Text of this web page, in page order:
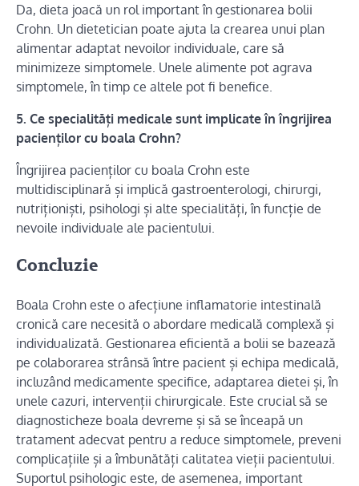
Da, dieta joacă un rol important în gestionarea bolii
Crohn. Un dietetician poate ajuta la crearea unui plan
alimentar adaptat nevoilor individuale, care să
minimizeze simptomele. Unele alimente pot agrava
simptomele, în timp ce altele pot fi benefice.
5. Ce specialități medicale sunt implicate în îngrijirea
pacienților cu boala Crohn?
Îngrijirea pacienților cu boala Crohn este
multidisciplinară și implică gastroenterologi, chirurgi,
nutriționiști, psihologi și alte specialități, în funcție de
nevoile individuale ale pacientului.
Concluzie
Boala Crohn este o afecțiune inflamatorie intestinală
cronică care necesită o abordare medicală complexă și
individualizată. Gestionarea eficientă a bolii se bazează
pe colaborarea strânsă între pacient și echipa medicală,
incluzând medicamente specifice, adaptarea dietei și, în
unele cazuri, intervenții chirurgicale. Este crucial să se
diagnosticheze boala devreme și să se înceapă un
tratament adecvat pentru a reduce simptomele, preveni
complicațiile și a îmbunătăți calitatea vieții pacientului.
Suportul psihologic este, de asemenea, important